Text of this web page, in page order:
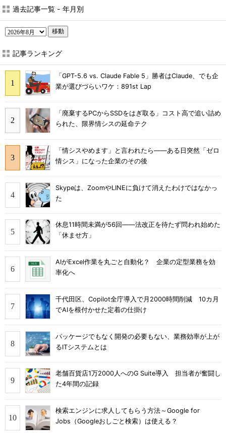
過去記事一覧 - 年月別
移動
記事ランキング
「GPT-5.6 vs. Claude Fable 5」勝者はClaude、でも企
業が選びづらいワケ：891st Lap
「廃棄するPCからSSDをはぎ取る」コスト高で追い詰め
られた、限界情シスの延命テク
「情シスやめます」と言われたら――ある日突然「ゼロ
情シス」になった企業のその後
Skypeは、ZoomやLINEに負けて消えたわけではなかっ
た
休息11時間未満が56回――法改正を待たず問われ始めた
「休ませ方」
AIがExcel作業を丸ごと自動化？ 企業の定型業務を効
率化へ
千代田区、Copilot全庁導入で月2000時間削減 10カ月
でAIを根付かせた定着の仕掛け
パッケージでもなく開発の必要もない、業務効率が上が
るITシステムとは
老舗百貨店1万2000人へのG Suite導入 担当者が奮闘し
た4年間の記録
検索エンジンに求人してもらう方法～Google for
Jobs（Googleおしごと検索）は使える？